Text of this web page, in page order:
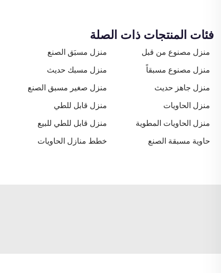
فئات المنتجات ذات الصلة
منزل مصنوع من قبل
منزل مسبَق الصنع
منزل مصنوع مسبقاً
منزل مسبك حديث
منزل جاهز حديث
منزل صغير مسبق الصنع
منزل الحاويات
منزل قابل للطي
منزل الحاويات المطوية
منزل قابل للطي للبيع
حاوية مسبقة الصنع
خطط منازل الحاويات